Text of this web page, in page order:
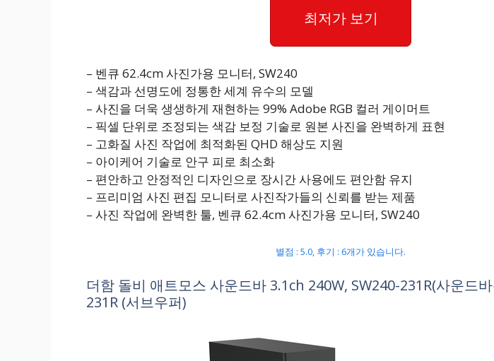
최저가 보기
– 벤큐 62.4cm 사진가용 모니터, SW240
– 색감과 선명도에 정통한 세계 유수의 모델
– 사진을 더욱 생생하게 재현하는 99% Adobe RGB 컬러 게이머트
– 픽셀 단위로 조정되는 색감 보정 기술로 원본 사진을 완벽하게 표현
– 고화질 사진 작업에 최적화된 QHD 해상도 지원
– 아이케어 기술로 안구 피로 최소화
– 편안하고 안정적인 디자인으로 장시간 사용에도 편안함 유지
– 프리미엄 사진 편집 모니터로 사진작가들의 신뢰를 받는 제품
– 사진 작업에 완벽한 툴, 벤큐 62.4cm 사진가용 모니터, SW240
별점 : 5.0, 후기 : 6개가 있습니다.
더함 돌비 애트모스 사운드바 3.1ch 240W, SW240-231R(사운드
231R (서브우퍼)